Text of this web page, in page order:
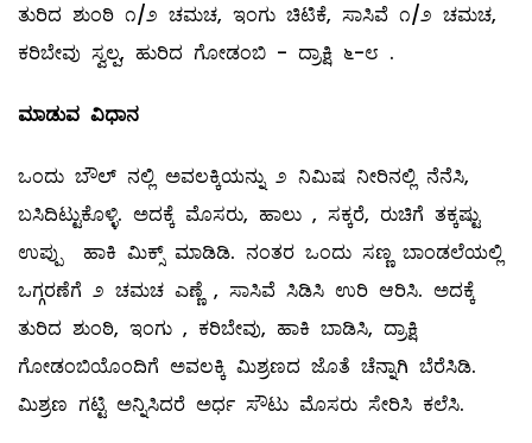
ತುರಿದ ಶುಂಠಿ ೧/೨ ಚಮಚ, ಇಂಗು ಚಿಟಿಕೆ, ಸಾಸಿವೆ ೧/೨ ಚಮಚ,
ಕರಿಬೇವು ಸ್ವಲ್ಪ, ಹುರಿದ ಗೋಡಂಬಿ - ದ್ರಾಕ್ಷಿ ೬-೮ .
ಮಾಡುವ ವಿಧಾನ
ಒಂದು ಬೌಲ್ ನಲ್ಲಿ ಅವಲಕ್ಕಿಯನ್ನು ೨ ನಿಮಿಷ ನೀರಿನಲ್ಲಿ ನೆನೆಸಿ,
ಬಸಿದಿಟ್ಟುಕೊಳ್ಳಿ. ಅದಕ್ಕೆ ಮೊಸರು, ಹಾಲು , ಸಕ್ಕರೆ, ರುಚಿಗೆ ತಕ್ಕಷ್ಟು
ಉಪ್ಪು ಹಾಕಿ ಮಿಕ್ಸ್ ಮಾಡಿಡಿ. ನಂತರ ಒಂದು ಸಣ್ಣ ಬಾಂಡಲೆಯಲ್ಲಿ
ಒಗ್ಗರಣೆಗೆ ೨ ಚಮಚ ಎಣ್ಣೆ , ಸಾಸಿವೆ ಸಿಡಿಸಿ ಉರಿ ಆರಿಸಿ. ಅದಕ್ಕೆ
ತುರಿದ ಶುಂಠಿ, ಇಂಗು , ಕರಿಬೇವು, ಹಾಕಿ ಬಾಡಿಸಿ, ದ್ರಾಕ್ಷಿ
ಗೋಡಂಬಿಯೊಂದಿಗೆ ಅವಲಕ್ಕಿ ಮಿಶ್ರಣದ ಜೊತೆ ಚೆನ್ನಾಗಿ ಬೆರೆಸಿಡಿ.
ಮಿಶ್ರಣ ಗಟ್ಟಿ ಅನ್ನಿಸಿದರೆ ಅರ್ಧ ಸೌಟು ಮೊಸರು ಸೇರಿಸಿ ಕಲೆಸಿ.